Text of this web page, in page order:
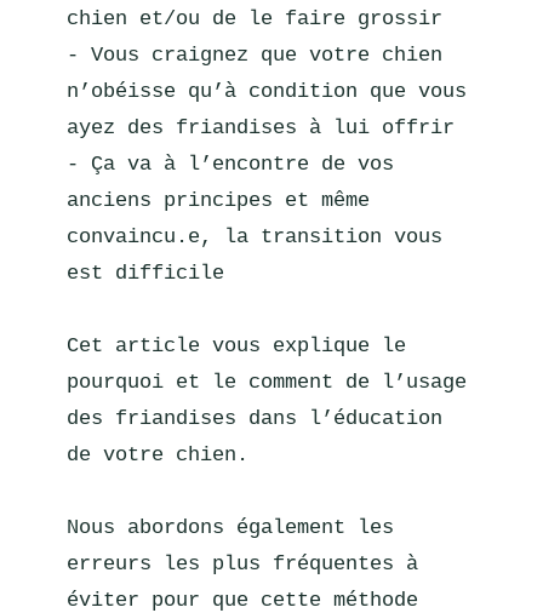
chien et/ou de le faire grossir
- Vous craignez que votre chien
n’obéisse qu’à condition que vous
ayez des friandises à lui offrir
- Ça va à l’encontre de vos
anciens principes et même
convaincu.e, la transition vous
est difficile
Cet article vous explique le
pourquoi et le comment de l’usage
des friandises dans l’éducation
de votre chien.
Nous abordons également les
erreurs les plus fréquentes à
éviter pour que cette méthode